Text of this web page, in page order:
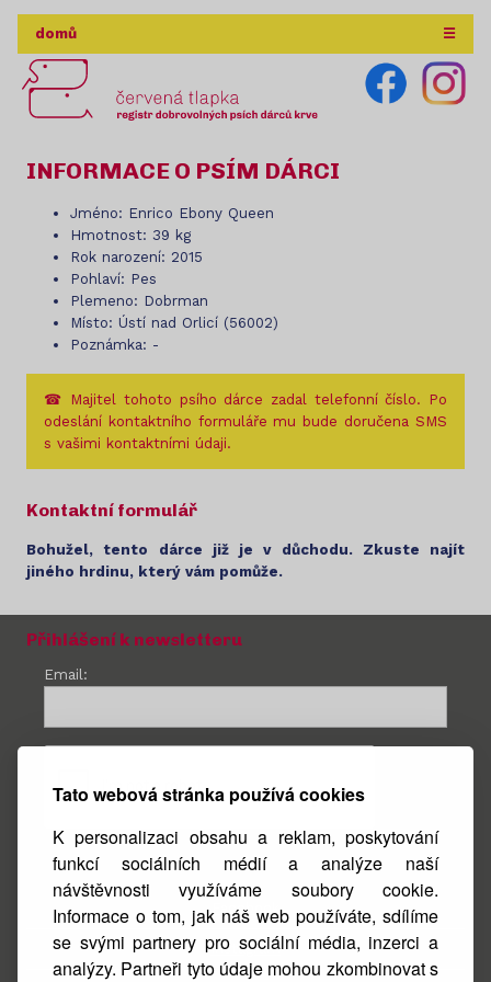
Tato webová stránka používá cookies
K personalizaci obsahu a reklam, poskytování
funkcí sociálních médií a analýze naší
návštěvnosti využíváme soubory cookie.
Informace o tom, jak náš web používáte, sdílíme
se svými partnery pro sociální média, inzerci a
analýzy. Partneři tyto údaje mohou zkombinovat s
domů ☰
INFORMACE O PSÍM DÁRCI
Jméno: Enrico Ebony Queen
Hmotnost: 39 kg
Rok narození: 2015
Pohlaví: Pes
Plemeno: Dobrman
Místo: Ústí nad Orlicí (56002)
Poznámka: -
☎ Majitel tohoto psího dárce zadal telefonní číslo. Po
odeslání kontaktního formuláře mu bude doručena SMS
s vašimi kontaktními údaji.
Kontaktní formulář
Bohužel, tento dárce již je v důchodu. Zkuste najít
jiného hrdinu, který vám pomůže.
Přihlášení k newsletteru
Email:
Facebook
Instagram